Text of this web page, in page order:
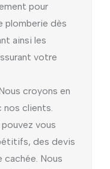
pour
plomberie dès
ainsi les
votre
croyons en
nos clients.
vous
des devis
cachée. Nous